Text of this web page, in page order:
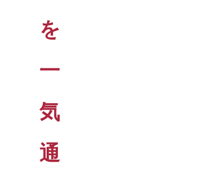
を
一
気
通